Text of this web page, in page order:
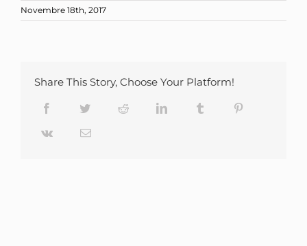
Novembre 18th, 2017
Share This Story, Choose Your Platform!
Facebook Twitter Reddit LinkedIn Tumblr
Vk Email